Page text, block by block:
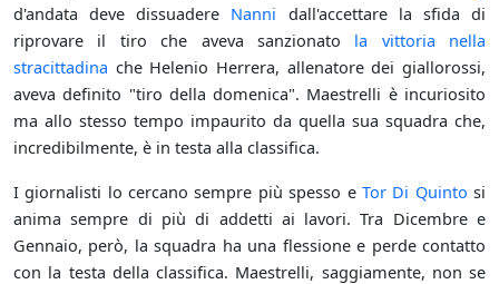
d'andata deve dissuadere Nanni dall'accettare la sfida di
riprovare il tiro che aveva sanzionato la vittoria nella
stracittadina che Helenio Herrera, allenatore dei giallorossi,
aveva definito "tiro della domenica". Maestrelli è incuriosito
ma allo stesso tempo impaurito da quella sua squadra che,
incredibilmente, è in testa alla classifica.
I giornalisti lo cercano sempre più spesso e Tor Di Quinto si
anima sempre di più di addetti ai lavori. Tra Dicembre e
Gennaio, però, la squadra ha una flessione e perde contatto
con la testa della classifica. Maestrelli, saggiamente, non se